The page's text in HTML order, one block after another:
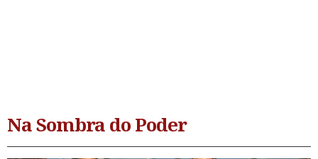
Na Sombra do Poder